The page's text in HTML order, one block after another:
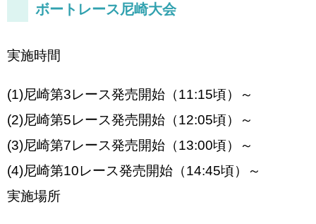
ボートレース尼崎大会
実施時間
(1)尼崎第3レース発売開始（11:15頃）～
(2)尼崎第5レース発売開始（12:05頃）～
(3)尼崎第7レース発売開始（13:00頃）～
(4)尼崎第10レース発売開始（14:45頃）～
実施場所